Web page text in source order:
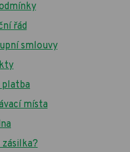
řád
smlouvy
platba
místa